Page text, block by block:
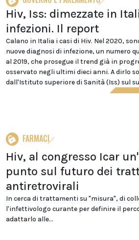
Hiv, Iss: dimezzate in
infezioni. Il report
Calano in Italia i casi di Hiv. Nel 2020,
nuove diagnosi di infezione, un numero
al 2019, che prosegue il trend già in
osservato negli ultimi dieci anni. A dirlo
dall'Istituto superiore di Sanità (Iss) sul
FARMACI
Hiv, al congresso Icar
punto sul futuro dei
antiretrovirali
In cerca di trattamenti su "misura", di
l'infettivologo curante per definire il
adattarlo alle...